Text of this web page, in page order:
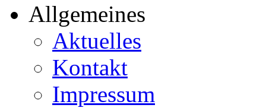
Allgemeines
Aktuelles
Kontakt
Impressum